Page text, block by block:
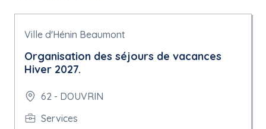
Ville d'Hénin Beaumont
Organisation des séjours de vacances
Hiver 2027.
62 - DOUVRIN
Services